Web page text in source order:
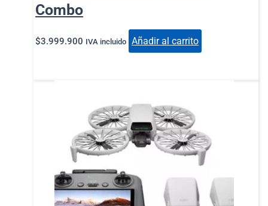
Combo
$3.999.900 IVA incluido Añadir al carrito